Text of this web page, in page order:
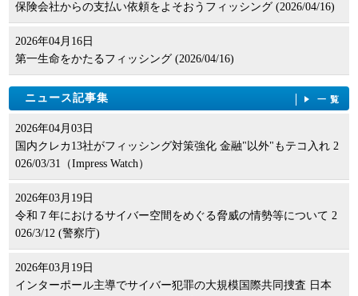
保険会社からの支払い依頼をよそおうフィッシング (2026/04/16)
2026年04月16日
第一生命をかたるフィッシング (2026/04/16)
ニュース記事集 一覧
2026年04月03日
国内クレカ13社がフィッシング対策強化 金融"以外"もテコ入れ 2
026/03/31（Impress Watch）
2026年03月19日
令和７年におけるサイバー空間をめぐる脅威の情勢等について 2
026/3/12 (警察庁)
2026年03月19日
インターポール主導でサイバー犯罪の大規模国際共同捜査 日本